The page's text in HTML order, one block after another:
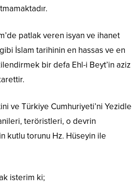
patlak veren isyan ve ihanet
gibi İslam tarihinin en hassas ve en
bir defa Ehl-i Beyt’in aziz
ve Türkiye Cumhuriyeti’ni Yezidle
teröristleri, o devrin
kutlu torunu Hz. Hüseyin ile
isterim ki;